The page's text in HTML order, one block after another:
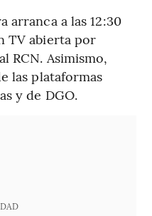
arranca a las 12:30
TV abierta por
RCN. Asimismo,
las plataformas
y de DGO.